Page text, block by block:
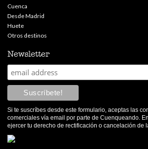
Cuenca
Desde Madrid
Huete
Otros destinos
Newsletter
Si te suscríbes desde este formulario, aceptas las
comerciales vía email por parte de Cuenqueando.
ejercer tu derecho de rectificación o cancelación de